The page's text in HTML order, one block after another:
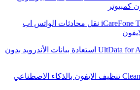
كمبيوتر
iCareFone نقل محادثات الواتس اب
UltData for استعادة بيانات الأندرويد بدون
تنظيف الايفون بالذكاء الاصطناعي